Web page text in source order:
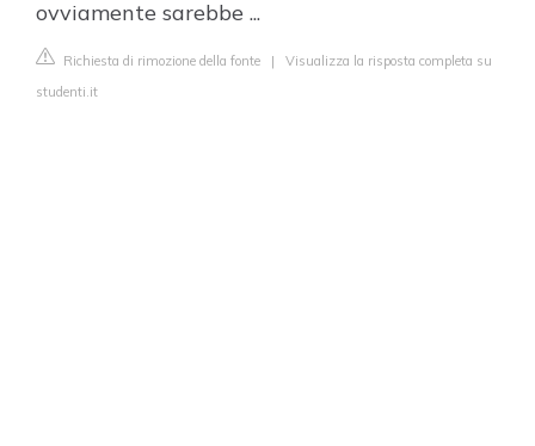
ovviamente sarebbe ...
Richiesta di rimozione della fonte | Visualizza la risposta completa su
studenti.it